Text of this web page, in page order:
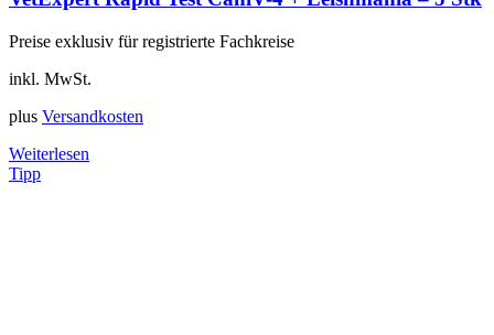
Preise exklusiv für registrierte Fachkreise
inkl. MwSt.
plus Versandkosten
Weiterlesen
Tipp